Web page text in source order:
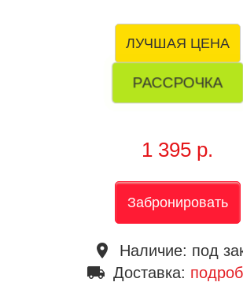
ЛУЧШАЯ ЦЕНА
РАССРОЧКА
1 395 р.
Забронировать
place Наличие: под
local_shipping Доставка: